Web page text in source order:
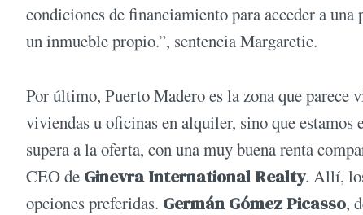
condiciones de financiamiento para acceder a
un inmueble propio.”, sentencia Margaretic.
Por último, Puerto Madero es la zona que
viviendas u oficinas en alquiler, sino que
supera a la oferta, con una muy buena renta
CEO de Ginevra International Realty. Allí,
opciones preferidas. Germán Gómez Picasso,